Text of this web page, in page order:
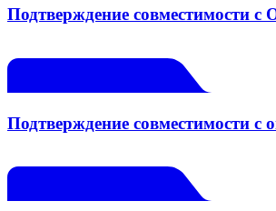
Подтверждение совместимости
Подтверждение совместимости